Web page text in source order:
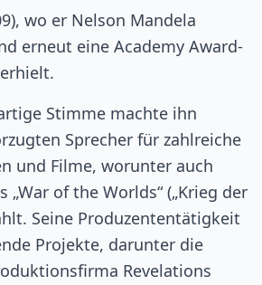
wo er Nelson Mandela
erneut eine Academy Award-
Stimme machte ihn
Sprecher für zahlreiche
und Filme, worunter auch
„War of the Worlds“ („Krieg der
Seine Produzententätigkeit
Projekte, darunter die
Revelations